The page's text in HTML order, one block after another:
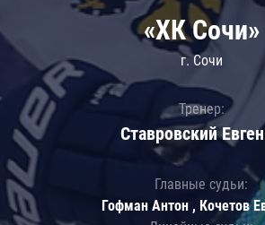
«ХК Сочи»
г. Сочи
Тренер:
Ставровский
Главные судьи:
Гофман Антон , Кочетов